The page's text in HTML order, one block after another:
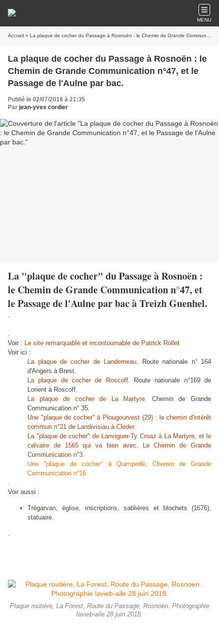
MENU
Accueil » La plaque de cocher du Passage à Rosnoën : le Chemin de Grande Communication n°47, et le Passage de l'Aulne par bac.
La plaque de cocher du Passage à Rosnoën : le
Chemin de Grande Communication n°47, et le
Passage de l'Aulne par bac.
Publié le 02/07/2018 à 21:35
Par jean-yves cordier
La "plaque de cocher" du Passage à Rosnoën :
le Chemin de Grande Communication n°47, et
le Passage de l'Aulne par bac à Treizh Guenhel.
.
Voir : Le site remarquable et incontournable de Patrick Rollet
Voir ici :
La plaque de cocher de Landerneau. Route nationale n° 164
d'Angers à Brest.
La plaque de cocher de Roscoff. Route nationale n°169 de
Lorient à Roscoff.
La plaque de cocher de La Martyre. Chemin de Grande
Communication n° 35.
Une "plaque de cocher" à Plougourvest (29) : le chemin d'intérêt
commun n°21 de Landivisiau à Cleder.
La "plaque de cocher" de Lanviguer-Ty Croaz à La Martyre, et le
calvaire de 1565 qui va bien avec. Le Chemin de Grande
Communication n°3.
Une "plaque de cocher" à Quimperlé, Chemin de Grande
Communication n°16.
.
Voir aussi :
Trégarvan, église, inscriptions, sablières et blochets (1676),
statuaire.
Plaque routière, La Forest, Route du Passage, Rosnoen. Photographie
lavieb-aile 28 juin 2018.